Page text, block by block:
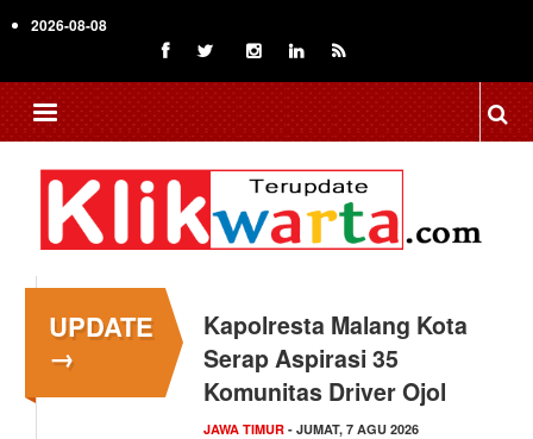
to
content
2026-08-08
UPDATE
→
Kapolresta Malang Kota
Serap Aspirasi 35
Komunitas Driver Ojol
JAWA TIMUR - JUMAT, 7 AGU 2026